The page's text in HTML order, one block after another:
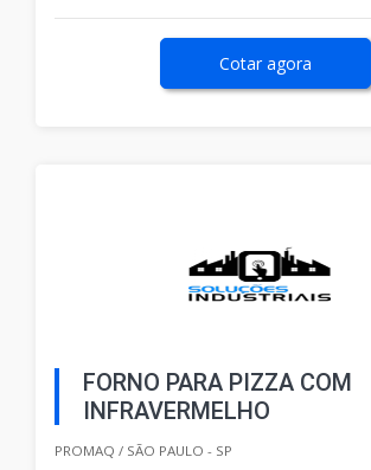
Cotar agora
FORNO PARA PIZZA COM
INFRAVERMELHO
PROMAQ / SÃO PAULO - SP